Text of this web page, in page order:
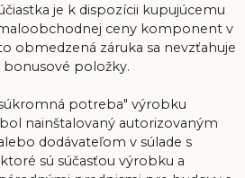
je k dispozícii kupujúcemu
ceny komponent v
obmedzená záruka sa nevzťahuje
položky.
potreba" výrobku
nainštalovaný autorizovaným
dodávateľom v súlade s
sú súčasťou výrobku a